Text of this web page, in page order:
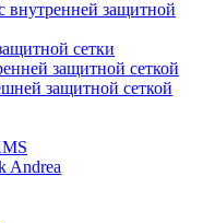
внутренней защитной
сетки
защитной сеткой
защитной сеткой
Andrea